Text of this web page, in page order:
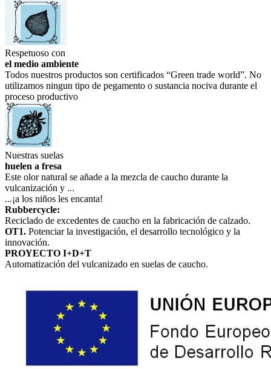
Respetuoso con
el medio ambiente
Todos nuestros productos son certificados “Green trade world”. No
utilizamos ningun tipo de pegamento o sustancia nociva durante el
proceso productivo
Nuestras suelas
huelen a fresa
Este olor natural se añade a la mezcla de caucho durante la
vulcanización y ...
...¡a los niños les encanta!
Rubbercycle:
Reciclado de excedentes de caucho en la fabricación de calzado.
OT1. Potenciar la investigación, el desarrollo tecnológico y la
innovación.
PROYECTO I+D+T
Automatización del vulcanizado en suelas de caucho.